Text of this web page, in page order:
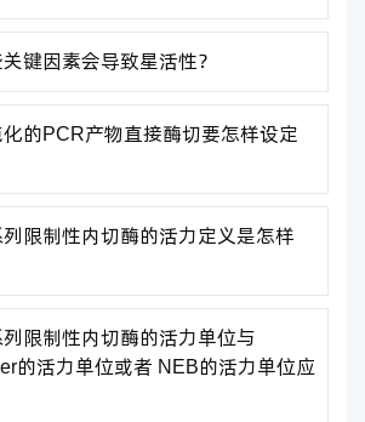
键因素会导致星活性？
的PCR产物直接酶切要怎样设定
限制性内切酶的活力定义是怎样
限制性内切酶的活力单位与
的活力单位或者 NEB的活力单位应